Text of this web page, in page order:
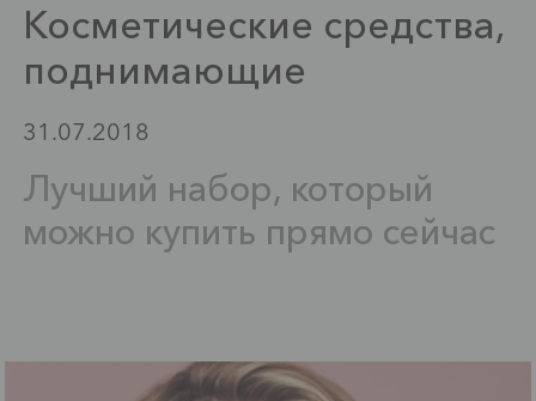
Косметические средства,
поднимающие
настроения
31.07.2018
Лучший набор, который
можно купить прямо сейчас